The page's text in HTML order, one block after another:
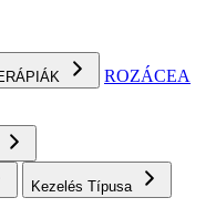
ROZÁCEA
Kezelés Típusa